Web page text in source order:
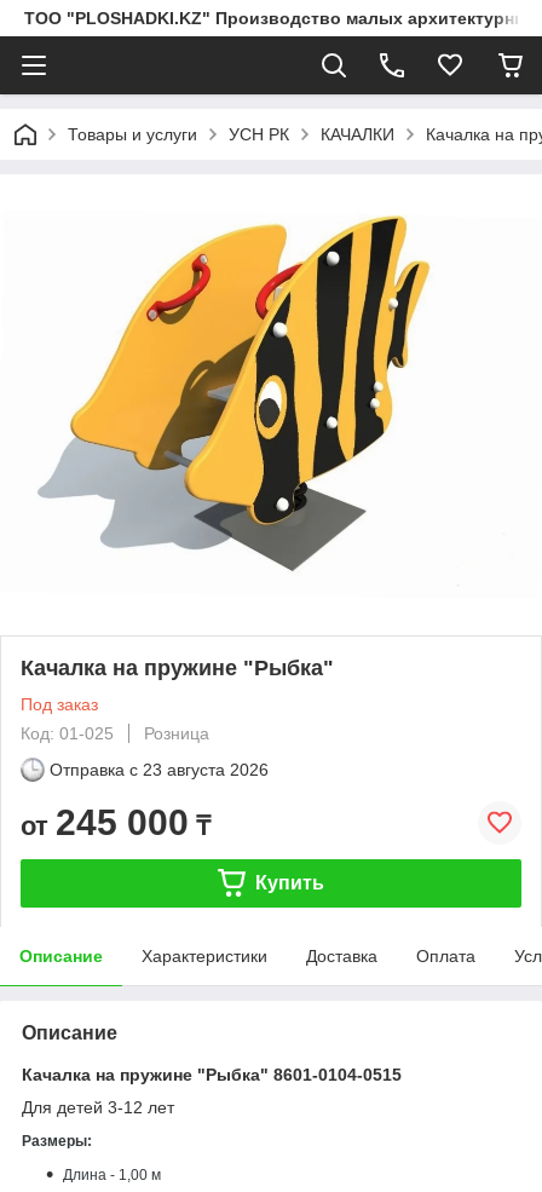
ТОО "PLOSHADKI.KZ" Производство малых
Товары и услуги УСН РК КАЧАЛКИ Качалка на
Качалка на пружине "Рыбка"
Под заказ
Код: 01-025
Розница
Отправка с 23 августа 2026
от 245 000 ₸
Купить
Описание Характеристики Доставка Оплата
Описание
Качалка на пружине "Рыбка" 8601-0104-0515
Для детей 3-12 лет
Размеры:
Длина - 1,00 м